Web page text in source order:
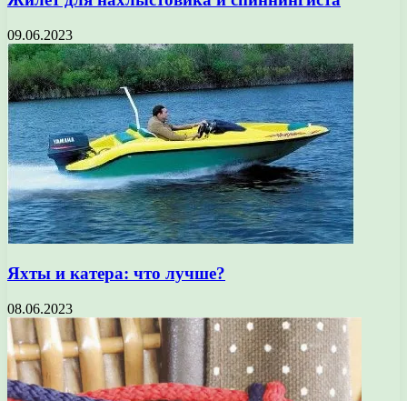
09.06.2023
Яхты и катера: что лучше?
08.06.2023